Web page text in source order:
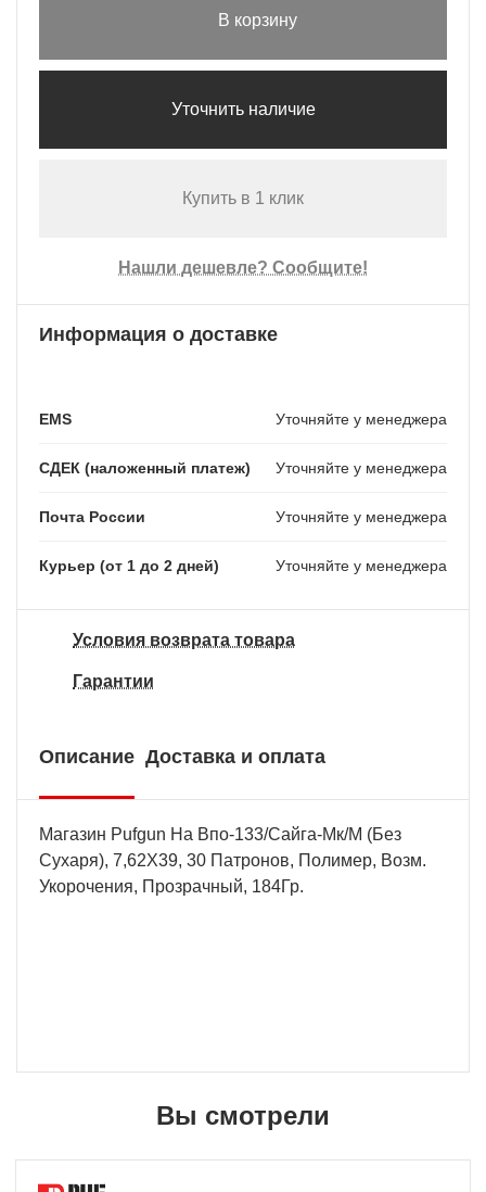
В корзину
Уточнить наличие
Купить в 1 клик
Нашли дешевле? Сообщите!
Информация о доставке
EMS Уточняйте у менеджера
СДЕК (наложенный платеж) Уточняйте у менеджера
Почта России Уточняйте у менеджера
Курьер (от 1 до 2 дней) Уточняйте у менеджера
Условия возврата товара
Гарантии
Описание Доставка и оплата
Магазин Pufgun На Впо-133/Сайга-Мк/М (Без
Сухаря), 7,62Х39, 30 Патронов, Полимер, Возм.
Укорочения, Прозрачный, 184Гр.
Вы смотрели